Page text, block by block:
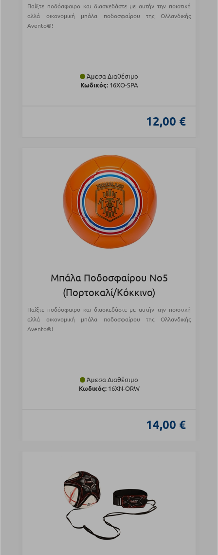
Παίξτε ποδόσφαιρο και διασκεδάστε με αυτήν την ποιοτική
αλλά οικονομική μπάλα ποδοσφαίρου της Ολλανδικής
Avento®!
Άμεσα Διαθέσιμο
Κωδικός:16XO-SPA
12,00 €
Μπάλα Ποδοσφαίρου Νο5
(Πορτοκαλί/Κόκκινο)
Παίξτε ποδόσφαιρο και διασκεδάστε με αυτήν την ποιοτική
αλλά οικονομική μπάλα ποδοσφαίρου της Ολλανδικής
Avento®!
Άμεσα Διαθέσιμο
Κωδικός:16XN-ORW
14,00 €